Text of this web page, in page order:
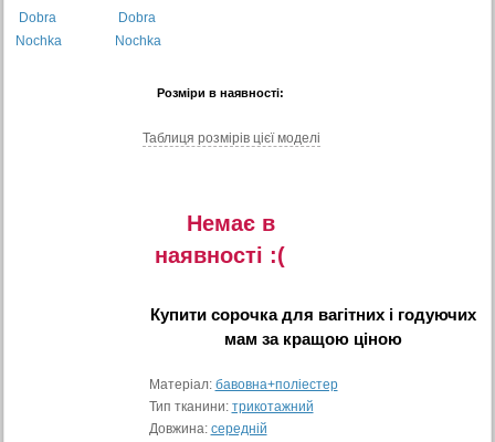
Розміри в наявності:
Таблиця розмiрiв цiєї моделi
Немає в
наявностi :(
Купитисорочка для вагітних і годуючих
мам за кращою ціною
Матеріал: бавовна+поліестер
Тип тканини: трикотажний
Довжина: середній